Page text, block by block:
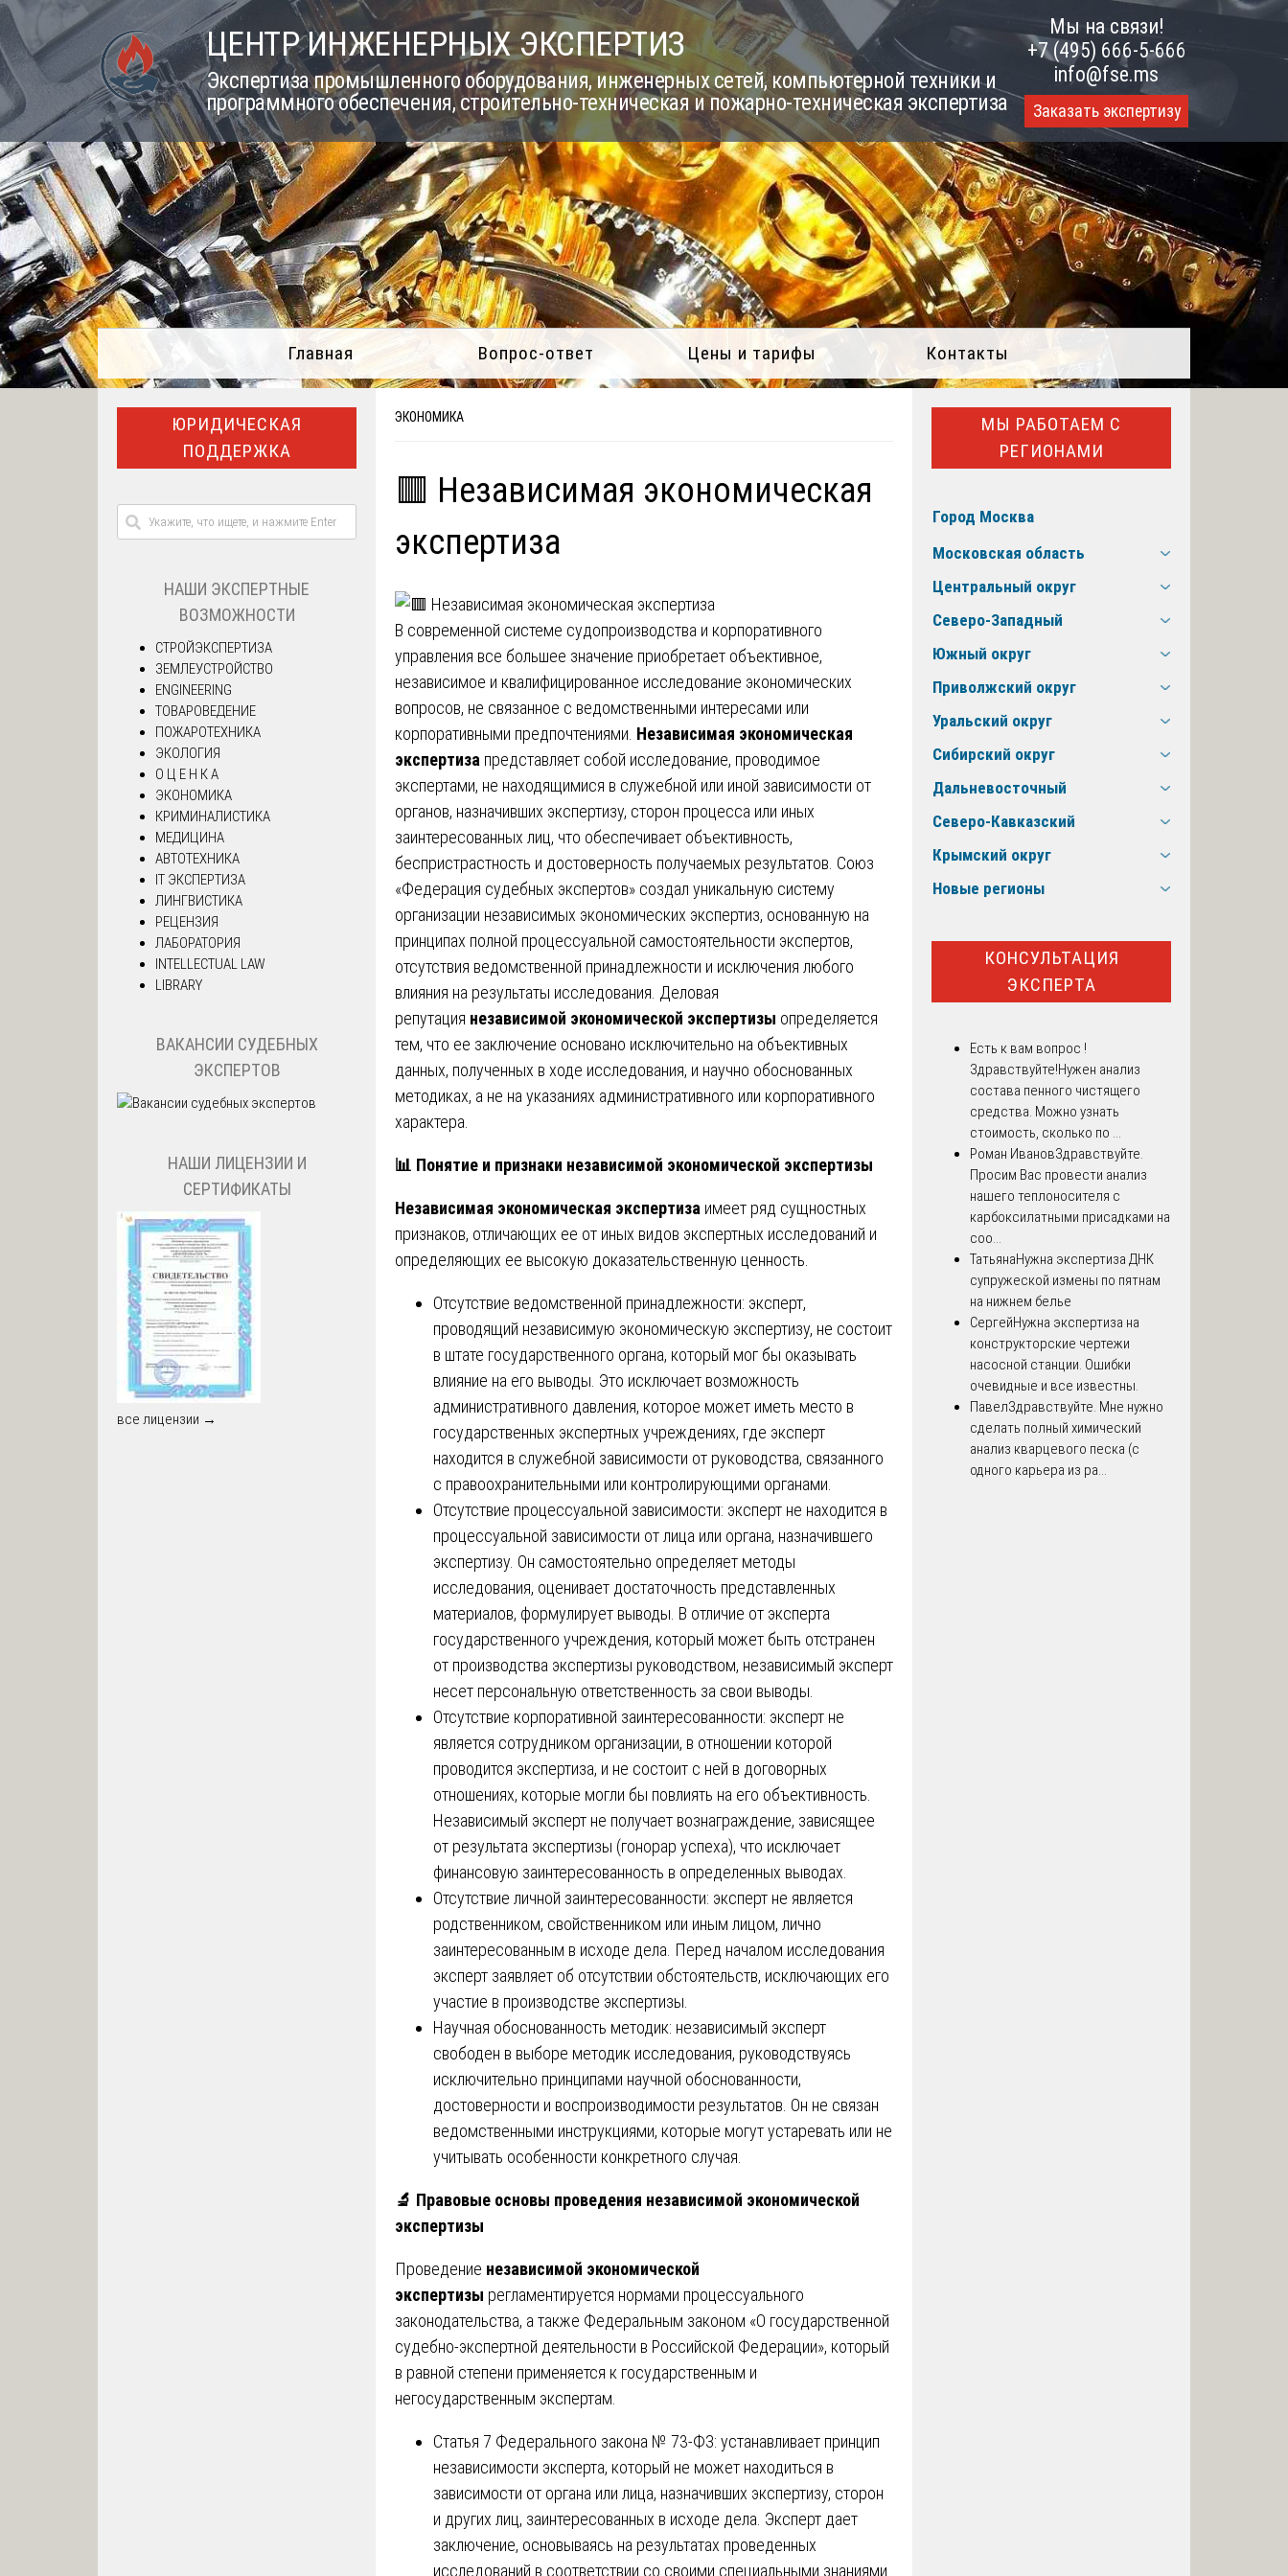
Skip
to
content
ЦЕНТР ИНЖЕНЕРНЫХ ЭКСПЕРТИЗ
Экспертиза промышленного оборудования, инженерных сетей, компьютерной техники и
программного обеспечения, строительно-техническая и пожарно-техническая экспертиза
Мы на связи!
+7 (495) 666-5-666
info@fse.ms
Заказать экспертизу
Главная Вопрос-ответ Цены и тарифы Контакты
ЭКОНОМИКА
🟥 Независимая экономическая
экспертиза
В современной системе судопроизводства и корпоративного
управления все большее значение приобретает объективное,
независимое и квалифицированное исследование экономических
вопросов, не связанное с ведомственными интересами или
корпоративными предпочтениями. Независимая экономическая
экспертиза представляет собой исследование, проводимое
экспертами, не находящимися в служебной или иной зависимости от
органов, назначивших экспертизу, сторон процесса или иных
заинтересованных лиц, что обеспечивает объективность,
беспристрастность и достоверность получаемых результатов. Союз
«Федерация судебных экспертов» создал уникальную систему
организации независимых экономических экспертиз, основанную на
принципах полной процессуальной самостоятельности экспертов,
отсутствия ведомственной принадлежности и исключения любого
влияния на результаты исследования. Деловая
репутация независимой экономической экспертизы определяется
тем, что ее заключение основано исключительно на объективных
данных, полученных в ходе исследования, и научно обоснованных
методиках, а не на указаниях административного или корпоративного
характера.
📊 Понятие и признаки независимой экономической экспертизы
Независимая экономическая экспертиза имеет ряд сущностных
признаков, отличающих ее от иных видов экспертных исследований и
определяющих ее высокую доказательственную ценность.
Отсутствие ведомственной принадлежности: эксперт,
проводящий независимую экономическую экспертизу, не состоит
в штате государственного органа, который мог бы оказывать
влияние на его выводы. Это исключает возможность
административного давления, которое может иметь место в
государственных экспертных учреждениях, где эксперт
находится в служебной зависимости от руководства, связанного
с правоохранительными или контролирующими органами.
Отсутствие процессуальной зависимости: эксперт не находится в
процессуальной зависимости от лица или органа, назначившего
экспертизу. Он самостоятельно определяет методы
исследования, оценивает достаточность представленных
материалов, формулирует выводы. В отличие от эксперта
государственного учреждения, который может быть отстранен
от производства экспертизы руководством, независимый эксперт
несет персональную ответственность за свои выводы.
Отсутствие корпоративной заинтересованности: эксперт не
является сотрудником организации, в отношении которой
проводится экспертиза, и не состоит с ней в договорных
отношениях, которые могли бы повлиять на его объективность.
Независимый эксперт не получает вознаграждение, зависящее
от результата экспертизы (гонорар успеха), что исключает
финансовую заинтересованность в определенных выводах.
Отсутствие личной заинтересованности: эксперт не является
родственником, свойственником или иным лицом, лично
заинтересованным в исходе дела. Перед началом исследования
эксперт заявляет об отсутствии обстоятельств, исключающих его
участие в производстве экспертизы.
Научная обоснованность методик: независимый эксперт
свободен в выборе методик исследования, руководствуясь
исключительно принципами научной обоснованности,
достоверности и воспроизводимости результатов. Он не связан
ведомственными инструкциями, которые могут устаревать или не
учитывать особенности конкретного случая.
🔬 Правовые основы проведения независимой экономической
экспертизы
Проведение независимой экономической
экспертизы регламентируется нормами процессуального
законодательства, а также Федеральным законом «О государственной
судебно-экспертной деятельности в Российской Федерации», который
в равной степени применяется к государственным и
негосударственным экспертам.
Статья 7 Федерального закона № 73-ФЗ: устанавливает принцип
независимости эксперта, который не может находиться в
зависимости от органа или лица, назначивших экспертизу, сторон
и других лиц, заинтересованных в исходе дела. Эксперт дает
заключение, основываясь на результатах проведенных
исследований в соответствии со своими специальными знаниями.
ЮРИДИЧЕСКАЯ
ПОДДЕРЖКА
НАШИ ЭКСПЕРТНЫЕ
ВОЗМОЖНОСТИ
СТРОЙЭКСПЕРТИЗА
ЗЕМЛЕУСТРОЙСТВО
ENGINEERING
ТОВАРОВЕДЕНИЕ
ПОЖАРОТЕХНИКА
ЭКОЛОГИЯ
О Ц Е Н К А
ЭКОНОМИКА
КРИМИНАЛИСТИКА
МЕДИЦИНА
АВТОТЕХНИКА
IT ЭКСПЕРТИЗА
ЛИНГВИСТИКА
РЕЦЕНЗИЯ
ЛАБОРАТОРИЯ
INTELLECTUAL LAW
LIBRARY
ВАКАНСИИ СУДЕБНЫХ
ЭКСПЕРТОВ
НАШИ ЛИЦЕНЗИИ И
СЕРТИФИКАТЫ
все лицензии →
МЫ РАБОТАЕМ С
РЕГИОНАМИ
Город Москва
Московская область
Центральный округ
Северо-Западный
Южный округ
Приволжский округ
Уральский округ
Сибирский округ
Дальневосточный
Северо-Кавказский
Крымский округ
Новые регионы
КОНСУЛЬТАЦИЯ
ЭКСПЕРТА
Есть к вам вопрос !
Здравствуйте!Нужен анализ
состава пенного чистящего
средства. Можно узнать
стоимость, сколько по ...
Роман ИвановЗдравствуйте.
Просим Вас провести анализ
нашего теплоносителя с
карбоксилатными присадками на
соо...
ТатьянаНужна экспертиза ДНК
супружеской измены по пятнам
на нижнем белье
СергейНужна экспертиза на
конструкторские чертежи
насосной станции. Ошибки
очевидные и все известны.
ПавелЗдравствуйте. Мне нужно
сделать полный химический
анализ кварцевого песка (с
одного карьера из ра...